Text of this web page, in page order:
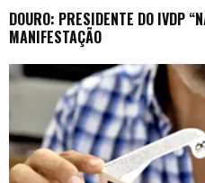
DOURO: PRESIDENTE DO IVDP
MANIFESTAÇÃO